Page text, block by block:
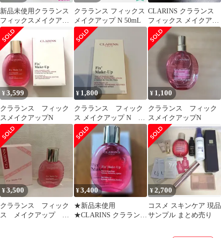
新品未使用クラランス
フィックスメイクアッ
プ N LOVEエディショ
ン 50ml
クラランス フィックス
メイクアップ N 50mL
CLARINS クラランス
フィックス メイクアッ
プN化粧水50ml 新品未
開封
¥3,599
クラランス フィック
スメイクアップN
¥ 1,800
クラランス フィック
ス メイクアップ N
15mL トライアルサイ
ズ 未使用
¥ 1,100
クラランス フィック
スメイクアップN
¥3,500
クラランス フィック
ス メイクアップ N
¥3,400
★新品未使用
★CLARINS クラランス
¥2,700
コスメ スキンケア 現品
サンプル まとめ売り